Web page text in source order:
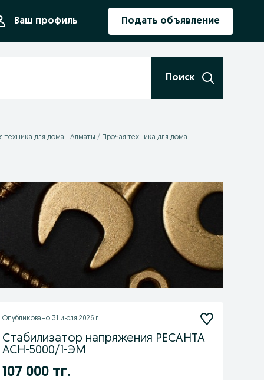
Ваш профиль Подать объявление
Поиск
техника для дома - Алматы
Прочая техника для дома -
Опубликовано 31 июля 2026 г.
Стабилизатор напряжения РЕСАНТА
АСН-5000/1-ЭМ
107 000 тг.